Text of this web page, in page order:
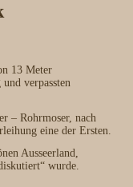
13 Meter
verpassten
– Rohrmoser, nach
eine der Ersten.
Ausseerland,
wurde.